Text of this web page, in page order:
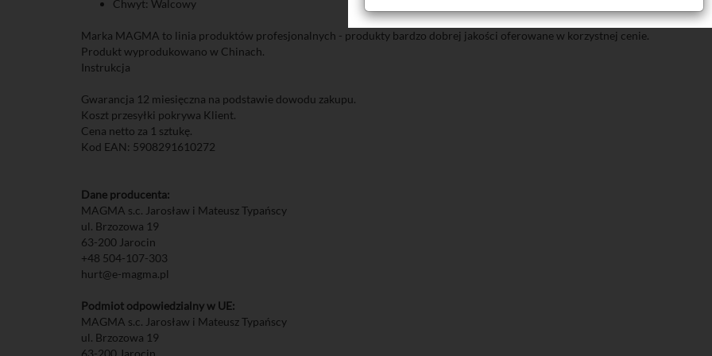
Chwyt: Walcowy
Marka MAGMA to linia produktów profesjonalnych - produkty bardzo dobrej jakości oferowane w korzystnej cenie.
Produkt wyprodukowano w Chinach.
Instrukcja
Gwarancja 12 miesięczna na podstawie dowodu zakupu.
Koszt przesyłki pokrywa Klient.
Cena netto za 1 sztukę.
Kod EAN: 5908291610272
Dane producenta:
MAGMA s.c. Jarosław i Mateusz Typańscy
ul. Brzozowa 19
63-200 Jarocin
+48 504-107-303
hurt@e-magma.pl
Podmiot odpowiedzialny w UE:
MAGMA s.c. Jarosław i Mateusz Typańscy
ul. Brzozowa 19
63-200 Jarocin